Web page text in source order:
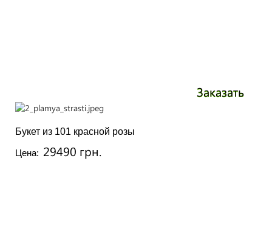
Заказать
Букет из 101 красной розы
Цена: 29490 грн.